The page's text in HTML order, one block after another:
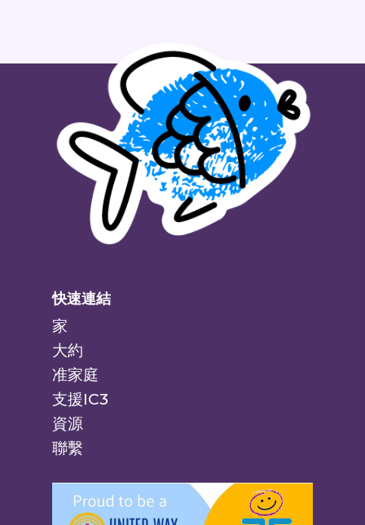
快速連結
家
大約
准家庭
支援IC3
資源
聯繫